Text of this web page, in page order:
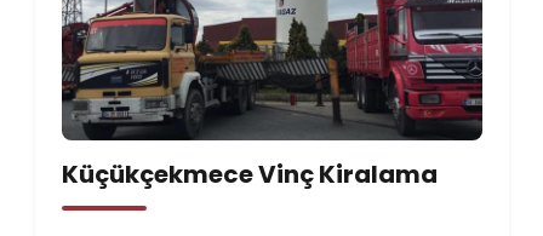
Küçükçekmece Vinç Kiralama